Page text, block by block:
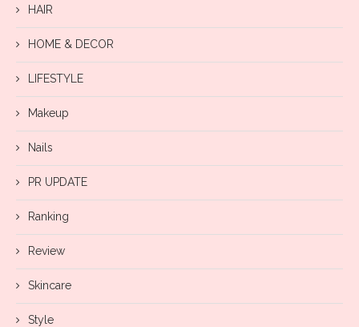
HAIR
HOME & DECOR
LIFESTYLE
Makeup
Nails
PR UPDATE
Ranking
Review
Skincare
Style